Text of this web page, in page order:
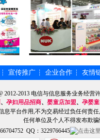
┆ 宣传推广 ┆ 企业合作 ┆ 友情
2012-2013 电信与信息服务业务经营
、 孕妇用品招商、 婴童店加盟、 孕婴
息平台作用,不为交易经过负任何责
任何单位及个人不得发布欺
QQ：3229766445